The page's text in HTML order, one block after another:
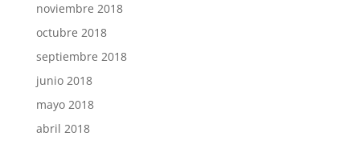
noviembre 2018
octubre 2018
septiembre 2018
junio 2018
mayo 2018
abril 2018